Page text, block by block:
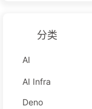
分类
AI
AI Infra
Deno